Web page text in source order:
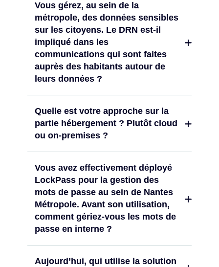
Vous gérez, au sein de la
métropole, des données sensibles
sur les citoyens. Le DRN est-il
impliqué dans les
communications qui sont faites
auprès des habitants autour de
leurs données ?
Quelle est votre approche sur la
partie hébergement ? Plutôt cloud
ou on-premises ?
Vous avez effectivement déployé
LockPass pour la gestion des
mots de passe au sein de Nantes
Métropole. Avant son utilisation,
comment gériez-vous les mots de
passe en interne ?
Aujourd’hui, qui utilise la solution